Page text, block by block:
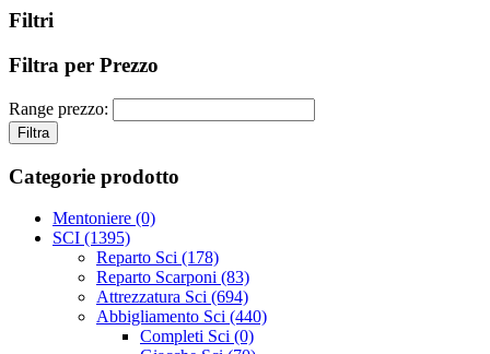
Filtri
Filtra per Prezzo
Range prezzo:
Filtra
Categorie prodotto
Mentoniere (0)
SCI (1395)
Reparto Sci (178)
Reparto Scarponi (83)
Attrezzatura Sci (694)
Abbigliamento Sci (440)
Completi Sci (0)